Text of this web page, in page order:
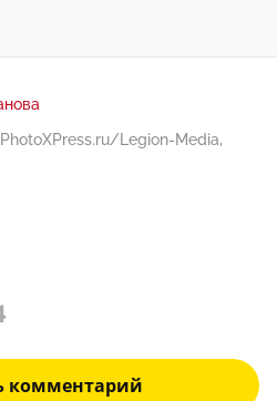
Legion-Media,
комментарий